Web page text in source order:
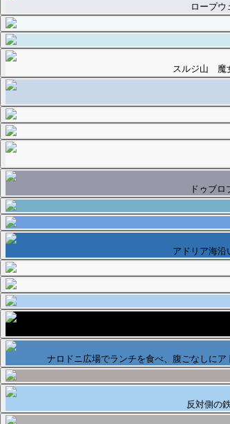
ロープウ
スルジ山 魔
ドゥブロ
アドリア海沿
ナロドニ広場でランチを食べ、腹ごなしに
反対側の